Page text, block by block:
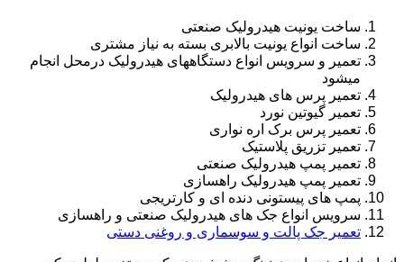
ساخت یونیت هیدرولیک صنعتی
ساخت انواع یونیت بالابری بسته به نیاز مشتری
تعمیر و سرویس انواع دستگاههای هیدرولیک درمحل انجام
میشود
تعمیر پرس های هیدرولیک
تعمیر گیوتین نورد
تعمیر پرس برک اره نواری
تعمیر تزریق پلاستیک
تعمیر پمپ هیدرولیک صنعتی
تعمیر پمپ هیدرولیک راهسازی
پمپ های پیستونی دنده ای و کارتریجی
سرویس انواع جک های هیدرولیک صنعتی و راهسازی
تعمیر جک پالت و سوسماری و روغنی دستی